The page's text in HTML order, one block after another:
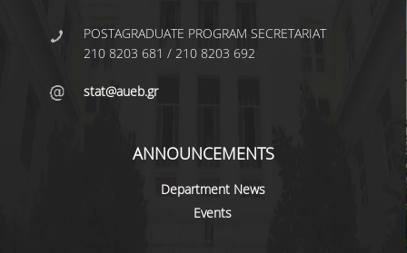
PRACTICAL TRAINING
ERASMUS+
DEPARTMENT EQUIVALENTS FOR 2026-27
POSTAGRADUATE PROGRAM SECRETARIAT
210 8203 681 / 210 8203 692
stat@aueb.gr
ANNOUNCEMENTS
Department News
Events